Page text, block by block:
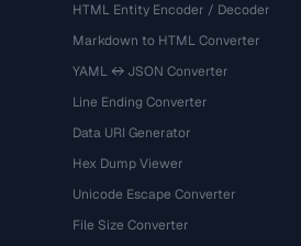
HTML Entity Encoder / Decoder
Markdown to HTML Converter
YAML ↔ JSON Converter
Line Ending Converter
Data URI Generator
Hex Dump Viewer
Unicode Escape Converter
File Size Converter